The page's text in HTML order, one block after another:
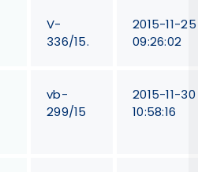
V-
336/15.
2015-11-25
09:26:02
vb-
299/15
2015-11-30
10:58:16